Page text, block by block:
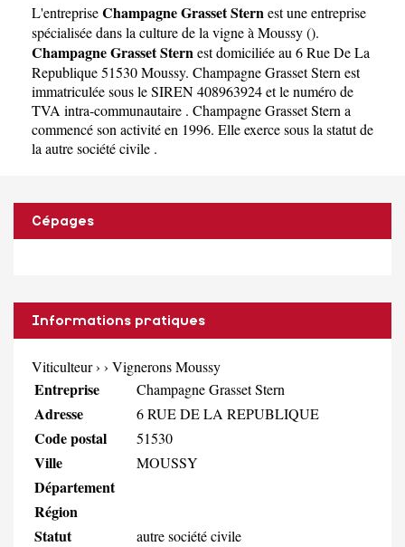
L'entrepriseChampagne Grasset Sternest une entreprise
spécialisée dans la culture de la vigne à Moussy ().
Champagne Grasset Sternest domiciliée au 6 Rue De La
Republique 51530 Moussy. Champagne Grasset Stern est
immatriculée sous le SIREN 408963924 et le numéro de
TVA intra-communautaire . Champagne Grasset Stern a
commencé son activité en 1996. Elle exerce sous la statut de
la autre société civile .
Cépages
Informations pratiques
Viticulteur› › Vignerons Moussy
Entreprise Champagne Grasset Stern
Adresse 6 RUE DE LA REPUBLIQUE
Code postal 51530
Ville MOUSSY
Département
Région
Statut
autre société civile